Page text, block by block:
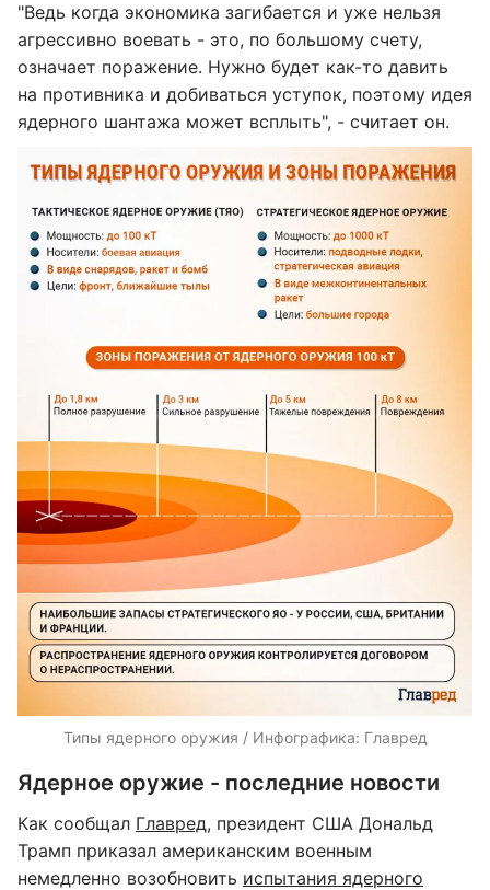
"Ведь когда экономика загибается и уже нельзя
агрессивно воевать - это, по большому счету,
означает поражение. Нужно будет как-то давить
на противника и добиваться уступок, поэтому идея
ядерного шантажа может всплыть", - считает он.
Типы ядерного оружия / Инфографика: Главред
Ядерное оружие - последние новости
Как сообщал Главред, президент США Дональд
Трамп приказал американским военным
немедленно возобновить испытания ядерного